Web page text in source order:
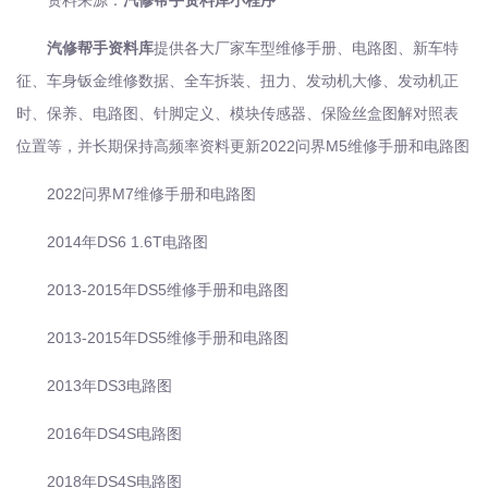
汽修帮手资料库提供各大厂家车型维修手册、电路图、新车特
征、车身钣金维修数据、全车拆装、扭力、发动机大修、发动机正
时、保养、电路图、针脚定义、模块传感器、保险丝盒图解对照表
位置等，并长期保持高频率资料更新2022问界M5维修手册和电路图
2022问界M7维修手册和电路图
2014年DS6 1.6T电路图
2013-2015年DS5维修手册和电路图
2013-2015年DS5维修手册和电路图
2013年DS3电路图
2016年DS4S电路图
2018年DS4S电路图